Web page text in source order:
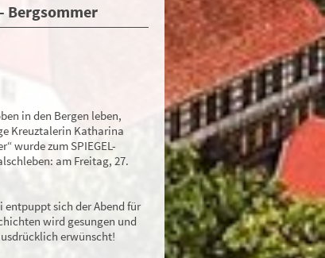
Bergsommer
in den Bergen leben,
Kreuztalerin Katharina
wurde zum SPIEGEL-
am Freitag, 27.
entpuppt sich der Abend für
wird gesungen und
erwünscht!